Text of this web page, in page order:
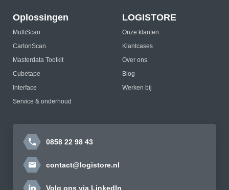
Oplossingen
MultiScan
CartonScan
Masterdata Toolkit
Cubetape
Interface
Service & onderhoud
LOGISTORE
Onze klanten
Klantcases
Over ons
Blog
Werken bij
0858 22 98 43
contact@logistore.nl
Volg ons via LinkedIn